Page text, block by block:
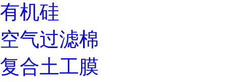
有机硅
空气过滤棉
复合土工膜